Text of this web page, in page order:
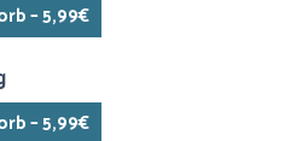
– 5,99€
– 5,99€